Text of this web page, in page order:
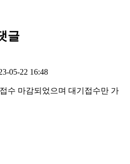
글
05-22 16:48
수 마감되었으며 대기접수만 가